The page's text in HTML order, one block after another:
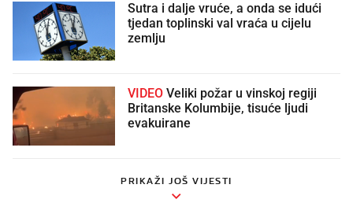
Sutra i dalje vruće, a onda se idući
tjedan toplinski val vraća u cijelu
zemlju
VIDEO
Britanske Kolumbije, tisuće ljudi
evakuirane
PRIKAŽI JOŠ VIJESTI